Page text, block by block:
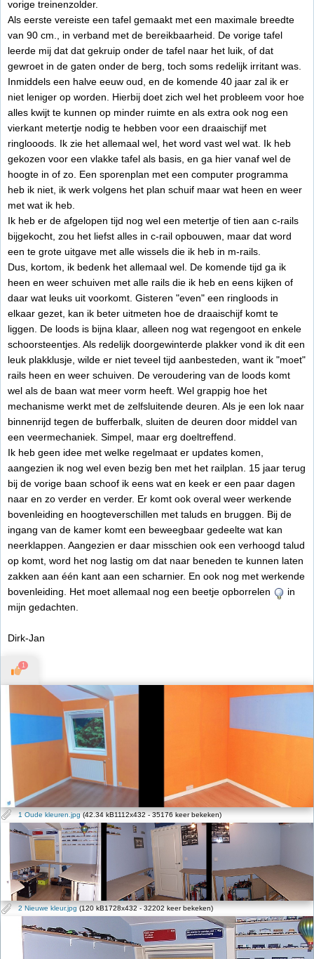
vorige treinenzolder.
Als eerste vereiste een tafel gemaakt met een maximale breedte
van 90 cm., in verband met de bereikbaarheid. De vorige tafel
leerde mij dat dat gekruip onder de tafel naar het luik, of dat
gewroet in de gaten onder de berg, toch soms redelijk irritant was.
Inmiddels een halve eeuw oud, en de komende 40 jaar zal ik er
niet leniger op worden. Hierbij doet zich wel het probleem voor hoe
alles kwijt te kunnen op minder ruimte en als extra ook nog een
vierkant metertje nodig te hebben voor een draaischijf met
ringlooods. Ik zie het allemaal wel, het word vast wel wat. Ik heb
gekozen voor een vlakke tafel als basis, en ga hier vanaf wel de
hoogte in of zo. Een sporenplan met een computer programma
heb ik niet, ik werk volgens het plan schuif maar wat heen en weer
met wat ik heb.
Ik heb er de afgelopen tijd nog wel een metertje of tien aan c-rails
bijgekocht, zou het liefst alles in c-rail opbouwen, maar dat word
een te grote uitgave met alle wissels die ik heb in m-rails.
Dus, kortom, ik bedenk het allemaal wel. De komende tijd ga ik
heen en weer schuiven met alle rails die ik heb en eens kijken of
daar wat leuks uit voorkomt. Gisteren "even" een ringloods in
elkaar gezet, kan ik beter uitmeten hoe de draaischijf komt te
liggen. De loods is bijna klaar, alleen nog wat regengoot en enkele
schoorsteentjes. Als redelijk doorgewinterde plakker vond ik dit een
leuk plakklusje, wilde er niet teveel tijd aanbesteden, want ik "moet"
rails heen en weer schuiven. De veroudering van de loods komt
wel als de baan wat meer vorm heeft. Wel grappig hoe het
mechanisme werkt met de zelfsluitende deuren. Als je een lok naar
binnenrijd tegen de bufferbalk, sluiten de deuren door middel van
een veermechaniek. Simpel, maar erg doeltreffend.
Ik heb geen idee met welke regelmaat er updates komen,
aangezien ik nog wel even bezig ben met het railplan. 15 jaar terug
bij de vorige baan schoof ik eens wat en keek er een paar dagen
naar en zo verder en verder. Er komt ook overal weer werkende
bovenleiding en hoogteverschillen met taluds en bruggen. Bij de
ingang van de kamer komt een beweegbaar gedeelte wat kan
neerklappen. Aangezien er daar misschien ook een verhoogd talud
op komt, word het nog lastig om dat naar beneden te kunnen laten
zakken aan één kant aan een scharnier. En ook nog met werkende
bovenleiding. Het moet allemaal nog een beetje opborrelen
in
mijn gedachten.
Dirk-Jan
1
1 Oude kleuren.jpg (42.34 kB1112x432 - 35176 keer bekeken)
2 Nieuwe kleur.jpg (120 kB1728x432 - 32202 keer bekeken)